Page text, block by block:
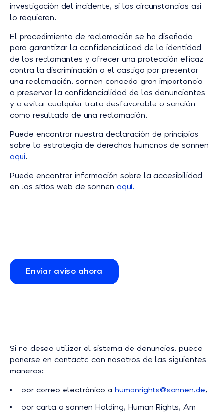
investigación del incidente, si las circunstancias así
lo requieren.
El procedimiento de reclamación se ha diseñado
para garantizar la confidencialidad de la identidad
de los reclamantes y ofrecer una protección eficaz
contra la discriminación o el castigo por presentar
una reclamación. sonnen concede gran importancia
a preservar la confidencialidad de los denunciantes
y a evitar cualquier trato desfavorable o sanción
como resultado de una reclamación.
Puede encontrar nuestra declaración de principios
sobre la estrategia de derechos humanos de sonnen
aquí.
Puede encontrar información sobre la accesibilidad
en los sitios web de sonnen aquí.
Enviar aviso ahora
Si no desea utilizar el sistema de denuncias, puede
ponerse en contacto con nosotros de las siguientes
maneras:
por correo electrónico a humanrights@sonnen.de,
por carta a sonnen Holding, Human Rights, Am